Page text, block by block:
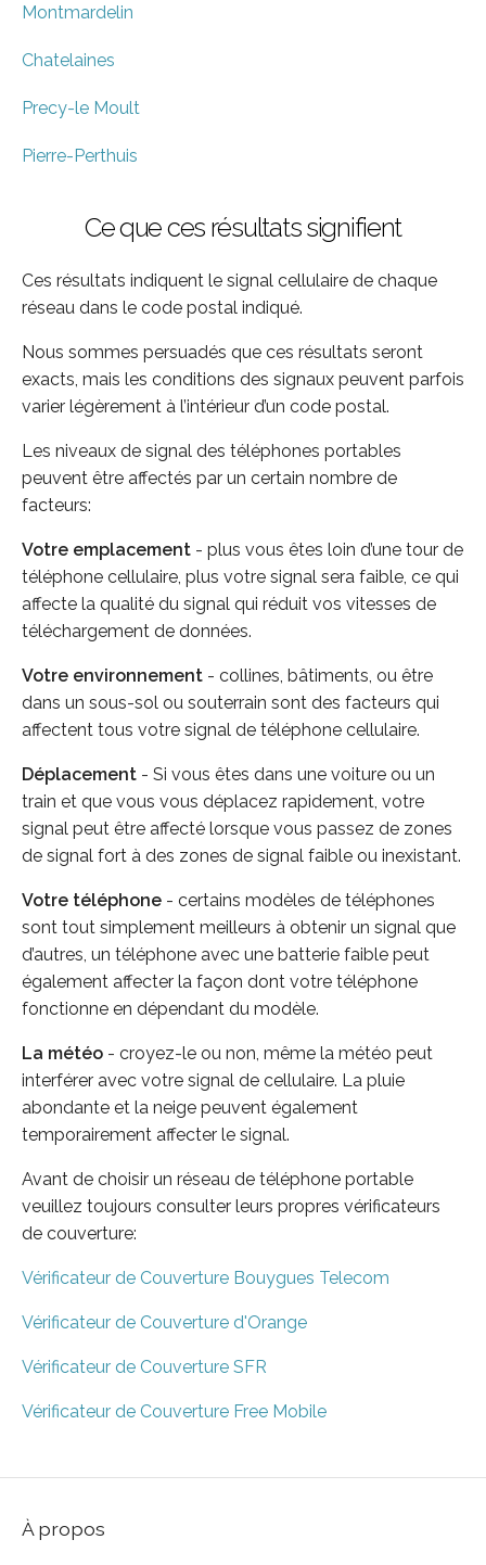
Montmardelin
Chatelaines
Precy-le Moult
Pierre-Perthuis
Ce que ces résultats signifient
Ces résultats indiquent le signal cellulaire de chaque
réseau dans le code postal indiqué.
Nous sommes persuadés que ces résultats seront
exacts, mais les conditions des signaux peuvent parfois
varier légèrement à l’intérieur d’un code postal.
Les niveaux de signal des téléphones portables
peuvent être affectés par un certain nombre de
facteurs:
Votre emplacement - plus vous êtes loin d’une tour de
téléphone cellulaire, plus votre signal sera faible, ce qui
affecte la qualité du signal qui réduit vos vitesses de
téléchargement de données.
Votre environnement - collines, bâtiments, ou être
dans un sous-sol ou souterrain sont des facteurs qui
affectent tous votre signal de téléphone cellulaire.
Déplacement - Si vous êtes dans une voiture ou un
train et que vous vous déplacez rapidement, votre
signal peut être affecté lorsque vous passez de zones
de signal fort à des zones de signal faible ou inexistant.
Votre téléphone - certains modèles de téléphones
sont tout simplement meilleurs à obtenir un signal que
d’autres, un téléphone avec une batterie faible peut
également affecter la façon dont votre téléphone
fonctionne en dépendant du modèle.
La météo - croyez-le ou non, même la météo peut
interférer avec votre signal de cellulaire. La pluie
abondante et la neige peuvent également
temporairement affecter le signal.
Avant de choisir un réseau de téléphone portable
veuillez toujours consulter leurs propres vérificateurs
de couverture:
Vérificateur de Couverture Bouygues Telecom
Vérificateur de Couverture d'Orange
Vérificateur de Couverture SFR
Vérificateur de Couverture Free Mobile
À propos